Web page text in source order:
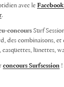
avec le
.
concours Surf
des combinaisons,
casquettes, lunettes,
concours Surfsession !